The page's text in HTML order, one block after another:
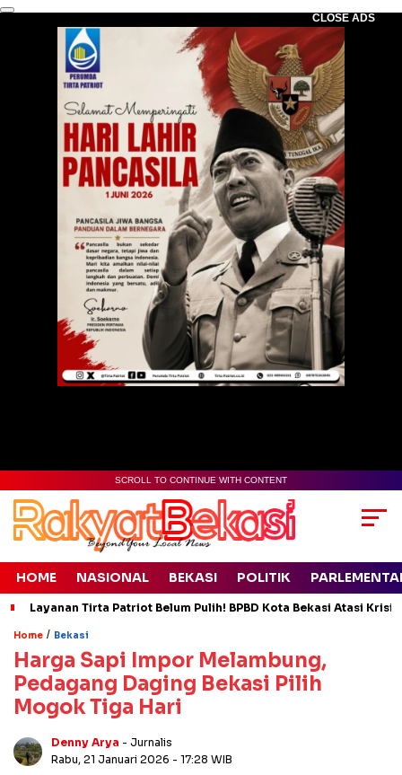
CLOSE ADS
SCROLL TO CONTINUE WITH CONTENT
HOME NASIONAL BEKASI POLITIK
Layanan Tirta Patriot Belum Pulih! BPBD Kota Bekasi Atasi
Home / Bekasi
Harga Sapi Impor Melambung,
Pedagang Daging Bekasi Pilih
Mogok Tiga Hari
Denny Arya - Jurnalis
Rabu, 21 Januari 2026 - 17:28 WIB